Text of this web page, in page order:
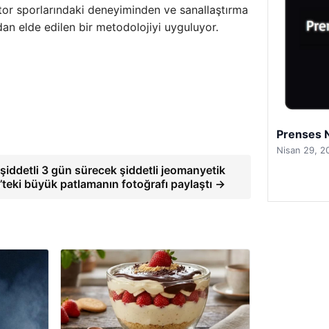
sporlarındaki deneyiminden ve sanallaştırma
elde edilen bir metodolojiyi uyguluyor.
şiddetli 3 gün sürecek şiddetli jeomanyetik
büyük patlamanın fotoğrafı paylaştı →
Prenses
Nisan 29,